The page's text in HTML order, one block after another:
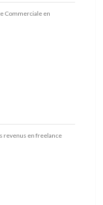
Commerciale en
revenus en freelance